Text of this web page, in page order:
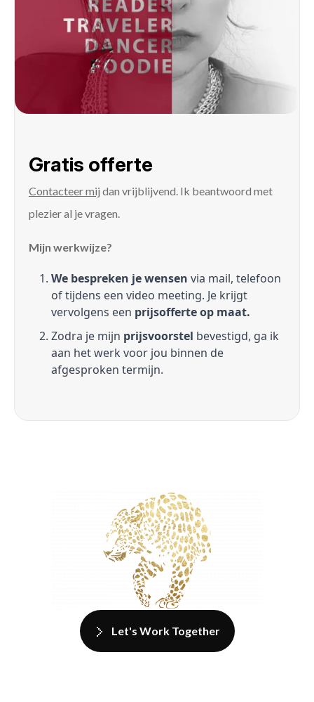
Gratis offerte
Contacteer mij dan vrijblijvend. Ik beantwoord met
plezier al je vragen.
Mijn werkwijze?
We bespreken je wensen via mail, telefoon
of tijdens een video meeting. Je krijgt
vervolgens een prijsofferte op maat.
Zodra je mijn prijsvoorstel bevestigd, ga ik
aan het werk voor jou binnen de
afgesproken termijn.
Let's Work Together